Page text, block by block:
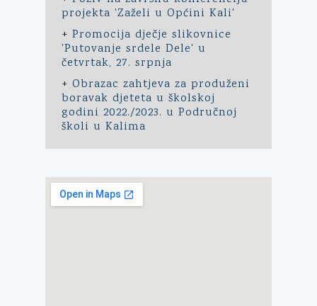
projekta 'Zaželi u Općini Kali'
+ Promocija dječje slikovnice
'Putovanje srdele Dele' u
četvrtak, 27. srpnja
+ Obrazac zahtjeva za produženi
boravak djeteta u školskoj
godini 2022./2023. u Područnoj
školi u Kalima